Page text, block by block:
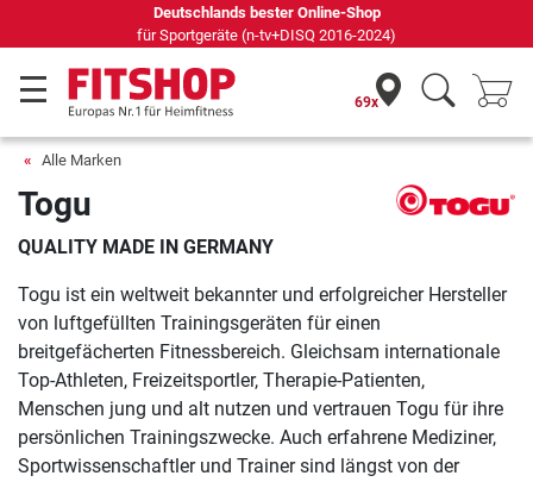
Seit 42 Jahren Ihr Experte für Heimfitness
69x
Alle Marken
Togu
QUALITY MADE IN GERMANY
Togu ist ein weltweit bekannter und erfolgreicher Hersteller
von luftgefüllten Trainingsgeräten für einen
breitgefächerten Fitnessbereich. Gleichsam internationale
Top-Athleten, Freizeitsportler, Therapie-Patienten,
Menschen jung und alt nutzen und vertrauen Togu für ihre
persönlichen Trainingszwecke. Auch erfahrene Mediziner,
Sportwissenschaftler und Trainer sind längst von der